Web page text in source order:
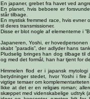
En japaner, grebet fra havet ved
En planet, hvis beboere er
står tilbage.
En mystisk fremmed race, hvis
til deres transmissioner.
Disse er blot nogle af elementerne i
Japaneren, Yoshi, er
skabt ”paradis”, der adlyder hans
Pludselig bringes han dog tilbage til
og med det formål, han har tjent for de
Himmelen flod er i japansk
betydninger stedet, hvor Yoshi i
vigtige temaer om
Ikke at det er en religiøs roman;
skæppet med videnskabelige udtryk